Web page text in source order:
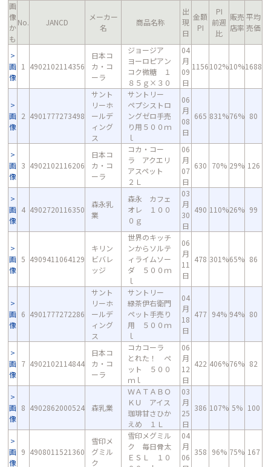
画
像
か
も
No. JANCD
メーカー
名
商品名称
出
現
日
金額
PI
PI
前週
比
販売
店率
平均
売価
画
像
1 4902102114356
日本コ
カ・コ
ーラ
ジョージア
ヨーロピアン
コク微糖 １
８５ｇ×３０
04
月
09
日
1156102%10%1688
画
像
2 4901777273498
サント
リーホ
ールデ
ィング
ス
サントリー
ペプシストロ
ングゼロ手売
り用５００ｍ
ｌ
06
月
08
日
665 831%76% 80
画
像
3 4902102116206
日本コ
カ・コ
ーラ
コカ・コー
ラ アクエリ
アスペット
２Ｌ
06
月
07
日
630 70% 29% 126
画
像
4 4902720116350
森永乳
業
森永 カフェ
オレ １００
０ｇ
03
月
30
日
490 110%26% 99
画
像
5 4909411064129
キリン
ビバレ
ッジ
世界のキッチ
ンからソルテ
ィライムソー
ダ ５００ｍ
ｌ
06
月
11
日
478 301%65% 86
画
像
6 4901777272286
サント
リーホ
ールデ
ィング
ス
サントリー
緑茶伊右衛門
ペット手売り
用 ５００ｍ
ｌ
04
月
18
日
477 94% 94% 80
画
像
7 4902102114844
日本コ
カ・コ
ーラ
コカコーラ
とれた！ ペ
ット ５００
ｍｌ
06
月
12
日
422 406%76% 82
画
像
8 4902862000524 森乳業
ＷＡＴＡＢＯ
ＫＵ アイス
珈琲甘さひか
えめ １Ｌ
03
月
25
日
386 107% 5% 100
画
像
9 4908011521360
雪印メ
グミル
ク
雪印メグミル
ク 毎日骨太
ＥＳＬ １０
04
月
06
358 96% 75% 167